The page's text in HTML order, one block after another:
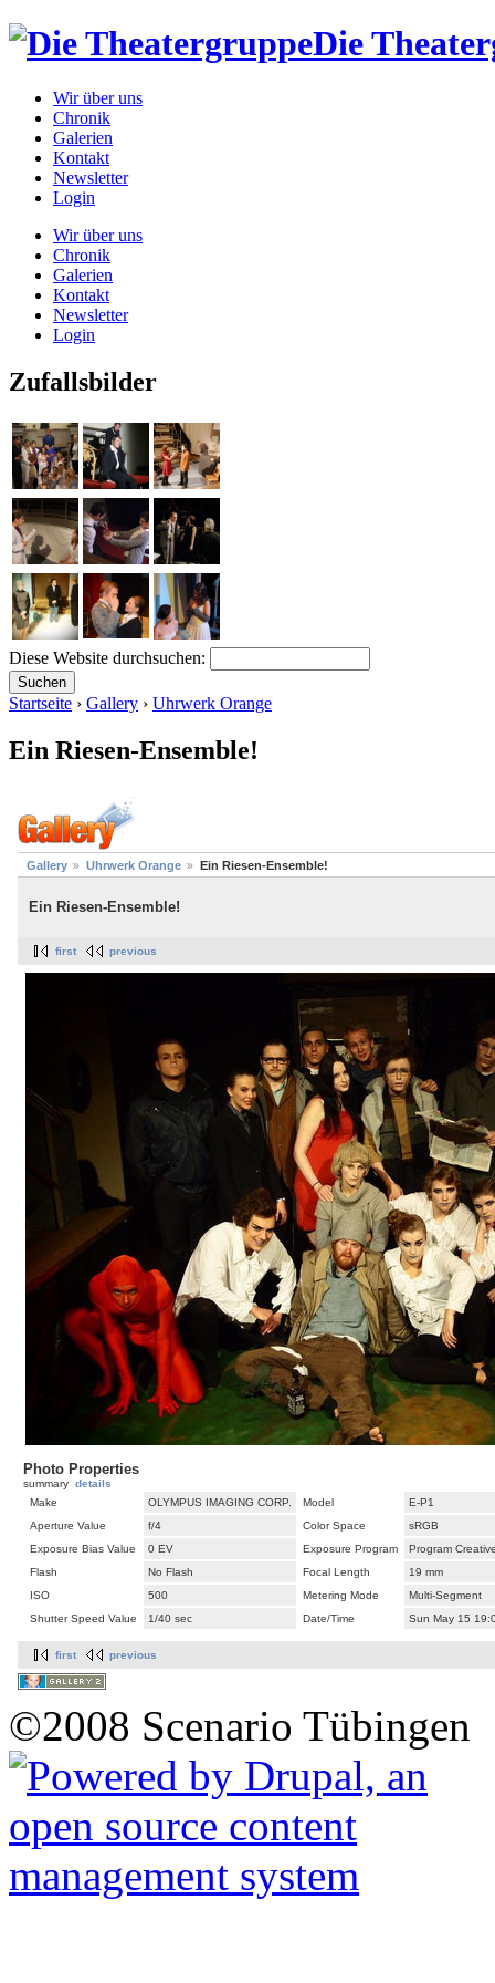
Die
Wir über uns
Chronik
Galerien
Kontakt
Newsletter
Login
Wir über uns
Chronik
Galerien
Kontakt
Newsletter
Login
Zufallsbilder
Diese Website durchsuchen:
Startseite › Gallery › Uhrwerk Orange
Ein Riesen-Ensemble!
Gallery Uhrwerk Orange Ein Riesen-Ensemble!
Ein Riesen-Ensemble!
first previous
Photo Properties
summary details
Make
OLYMPUS IMAGING CORP. Model
E-P1
Aperture Value
f/4 Color Space
sRGB
Exposure Bias Value
0 EV Exposure Program
Program
Flash
No Flash Focal Length
19 mm
ISO
500 Metering Mode
Multi-Segment
Shutter Speed Value
1/40 sec Date/Time Sun May 15
first previous
©2008 Scenario Tübingen